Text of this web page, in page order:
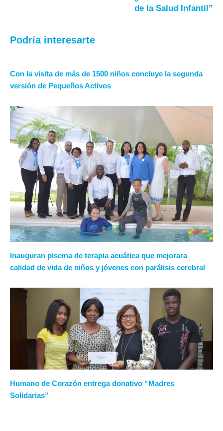
de la Salud Infantil”
Podría interesarte
Con la visita de más de 1500 niños concluye la segunda
versión de Pequeños Activos
Inauguran piscina de terapia acuática que mejorara
calidad de vida de niños y jóvenes con parálisis cerebral
Humano de Corazón entrega donativo “Madres
Solidarias”